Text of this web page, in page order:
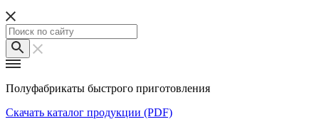
Полуфабрикаты быстрого приготовления
Скачать каталог продукции (PDF)